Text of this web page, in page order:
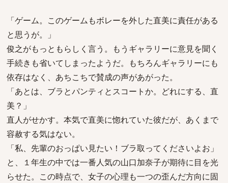
「ゲーム。このゲームもボレーを外した直美に責任がある
と思うが。」
俊之がもっともらしく言う。もうギャラリーに意見を聞く
手続きも省いてしまったようだ。もちろんギャラリーにも
依存はなく、あちこちで賛成の声があがった。
「あとは、ブラとパンティとスコートか。どれにする、直
美？」
直人がせかす。本気で直美に惚れていた彼だが、あくまで
容赦する気はない。
「私、先輩のおっぱい見たい！ブラ取ってくださいよお」
と、１年生の中では一番人気の山口加奈子が期待に目を光
らせた。この時点で、女子の心理も一つの歪んだ方向に固